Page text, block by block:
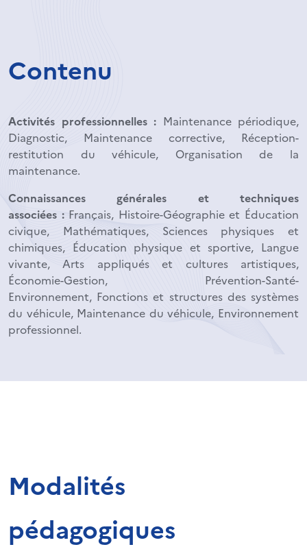
Contenu
Activités professionnelles : Maintenance périodique,
Diagnostic, Maintenance corrective, Réception-
restitution du véhicule, Organisation de la
maintenance.
Connaissances générales et techniques
associées : Français, Histoire-Géographie et Éducation
civique, Mathématiques, Sciences physiques et
chimiques, Éducation physique et sportive, Langue
vivante, Arts appliqués et cultures artistiques,
Économie-Gestion, Prévention-Santé-
Environnement, Fonctions et structures des systèmes
du véhicule, Maintenance du véhicule, Environnement
professionnel.
Modalités
pédagogiques